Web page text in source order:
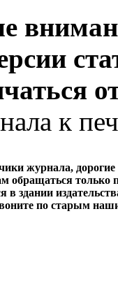
к
журнала, дорогие
обращаться только
в здании
по старым